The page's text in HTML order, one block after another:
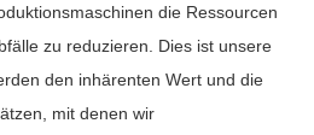
die Ressourcen
zu reduzieren. Dies ist unsere
den inhärenten Wert und die
mit denen wir